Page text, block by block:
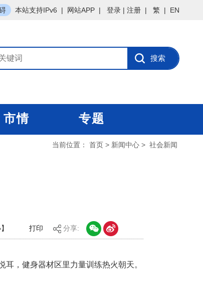
本站支持IPv6 | 网站APP | 登录 | 注册 | 繁 | EN
市情 专题
当前位置： 首页 > 新闻中心 > 社会新闻
】 打印 分享:
，健身器材区里力量训练热火朝天。